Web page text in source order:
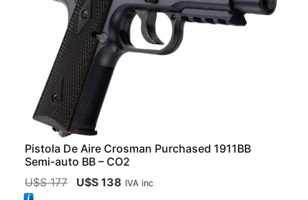
Pistola De Aire Crosman Purchased 1911BB
Semi-auto BB – CO2
U$S177 U$S 138 IVA inc